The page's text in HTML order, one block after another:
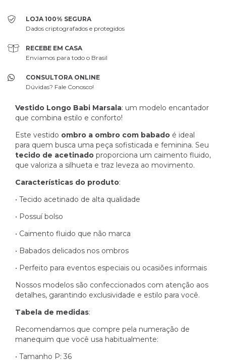
LOJA 100% SEGURA
Dados criptografados e protegidos
RECEBE EM CASA
Enviamos para todo o Brasil
CONSULTORA ONLINE
Dúvidas? Fale Conosco!
Vestido Longo Babi Marsala: um modelo encantador
que combina estilo e conforto!
Este vestido ombro a ombro com babado é ideal
para quem busca uma peça sofisticada e feminina. Seu
tecido de acetinado proporciona um caimento fluido,
que valoriza a silhueta e traz leveza ao movimento.
Características do produto:
• Tecido acetinado de alta qualidade
• Possuí bolso
• Caimento fluido que não marca
• Babados delicados nos ombros
• Perfeito para eventos especiais ou ocasiões informais
Nossos modelos são confeccionados com atenção aos
detalhes, garantindo exclusividade e estilo para você.
Tabela de medidas:
Recomendamos que compre pela numeração de
manequim que você usa habitualmente:
• Tamanho P: 36